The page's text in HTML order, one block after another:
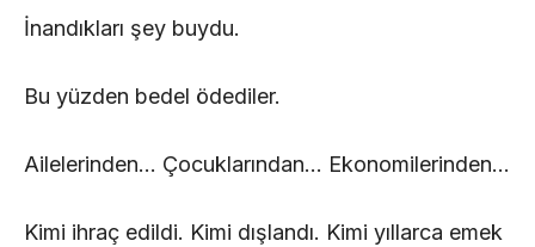
İnandıkları şey buydu.
Bu yüzden bedel ödediler.
Ailelerinden… Çocuklarından… Ekonomilerinden…
Kimi ihraç edildi. Kimi dışlandı. Kimi yıllarca emek